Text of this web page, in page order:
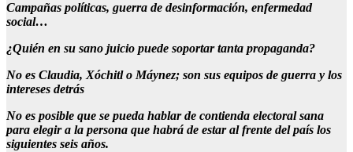
Campañas políticas, guerra de desinformación, enfermedad
social…
¿Quién en su sano juicio puede soportar tanta propaganda?
No es Claudia, Xóchitl o Máynez; son sus equipos de guerra y los
intereses detrás
No es posible que se pueda hablar de contienda electoral sana
para elegir a la persona que habrá de estar al frente del país los
siguientes seis años.